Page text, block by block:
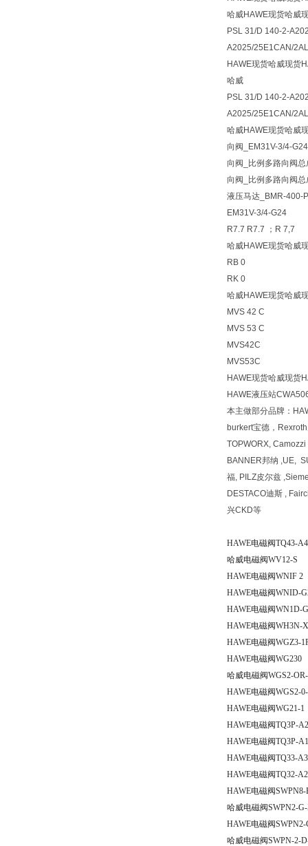
哈威HAWE现货哈威
PSL 31/D 140-2-
A2025/25E1CAN/
HAWE现货哈威现货
哈威
PSL 31/D 140-2-
A2025/25E1CAN/
哈威HAWE现货哈威
向阀_EM31V-3/4-
向阀_比例多路向阀
向阀_比例多路向阀
液压马达_BMR-400-
EM31V-3/4-G24
R7.7 R7.7 ；R 7,7
哈威HAWE现货哈威
RB 0
RK 0
哈威HAWE现货哈威
MVS 42 C
MVS 53 C
MVS42C
MVS53C
HAWE现货哈威现货
HAWE液压站
本主做部分品牌：
burkert宝德，
TOPWORX,
BANNER邦纳 ,UE,
福, PILZ皮尔兹
DESTACO迪斯 ,
兴CKD等
HAWE电磁阀TQ43-
哈威电磁阀WV12-S
HAWE电磁阀WNIF 2
HAWE电磁阀WNID-
HAWE电磁阀WN1D-
HAWE电磁阀WH3N-
HAWE电磁阀WGZ3-
HAWE电磁阀WG230
哈威电磁阀WGS2-
HAWE电磁阀WGS2-
HAWE电磁阀WG21-1
HAWE电磁阀TQ3P-A2
HAWE电磁阀TQ3P-A1
HAWE电磁阀TQ33-A3
HAWE电磁阀TQ32-
HAWE电磁阀
哈威电磁阀SWPN2-
HAWE电磁阀SWPN2-
哈威电磁阀SWPN-2-